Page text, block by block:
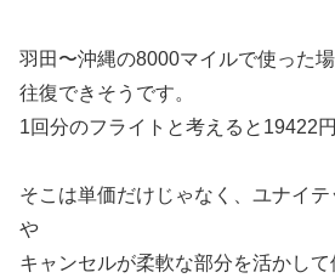
羽田〜沖縄の8000マイルで使った
往復できそうです。
1回分のフライトと考えると19422
そこは単価だけじゃなく、ユナイ
や
キャンセルが柔軟な部分を活かし